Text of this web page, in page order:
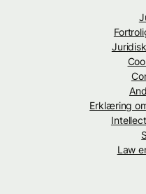
Erklæring
Law